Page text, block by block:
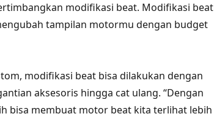
modifikasi beat. Modifikasi beat
tampilan motormu dengan budget
modifikasi beat bisa dilakukan dengan
aksesoris hingga cat ulang. “Dengan
bisa membuat motor beat kita terlihat lebih